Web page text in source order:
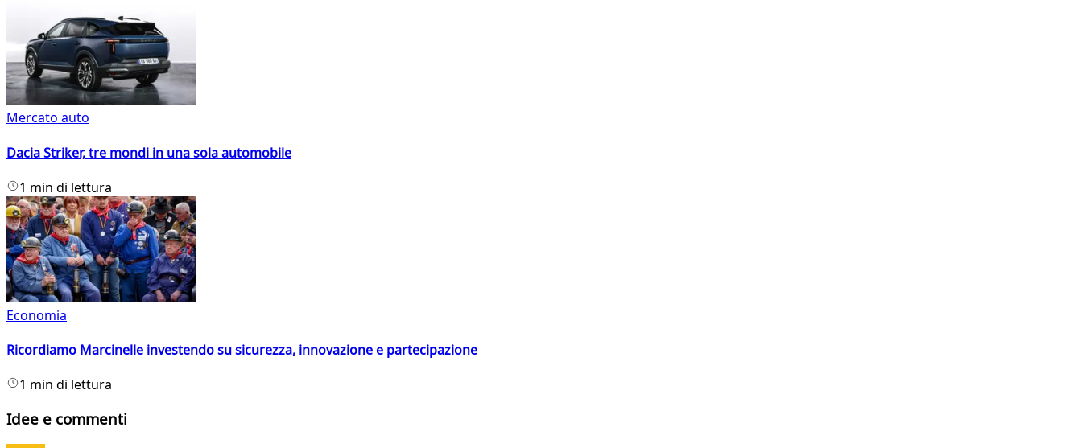
Mercato auto
Dacia Striker, tre mondi in una sola automobile
1 min di lettura
Economia
Ricordiamo Marcinelle investendo su sicurezza, innovazione e partecipazione
1 min di lettura
Idee e commenti